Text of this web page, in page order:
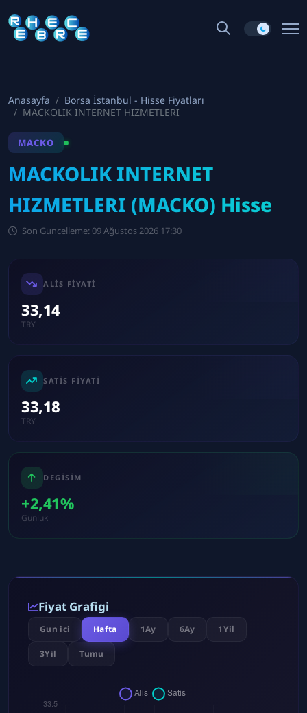
Anasayfa
Borsa İstanbul - Hisse Fiyatları
MACKOLIK INTERNET HIZMETLERI
MACKO
MACKOLIK INTERNET
HIZMETLERI (MACKO) Hisse
Son Guncelleme: 09 Ağustos 2026 17:30
ALIS FIYATI
33,14
TRY
SATIS FIYATI
33,18
TRY
DEGISIM
+2,41%
Gunluk
Fiyat Grafigi
Gun ici Hafta 1Ay 6Ay 1Yil
3Yil Tumu